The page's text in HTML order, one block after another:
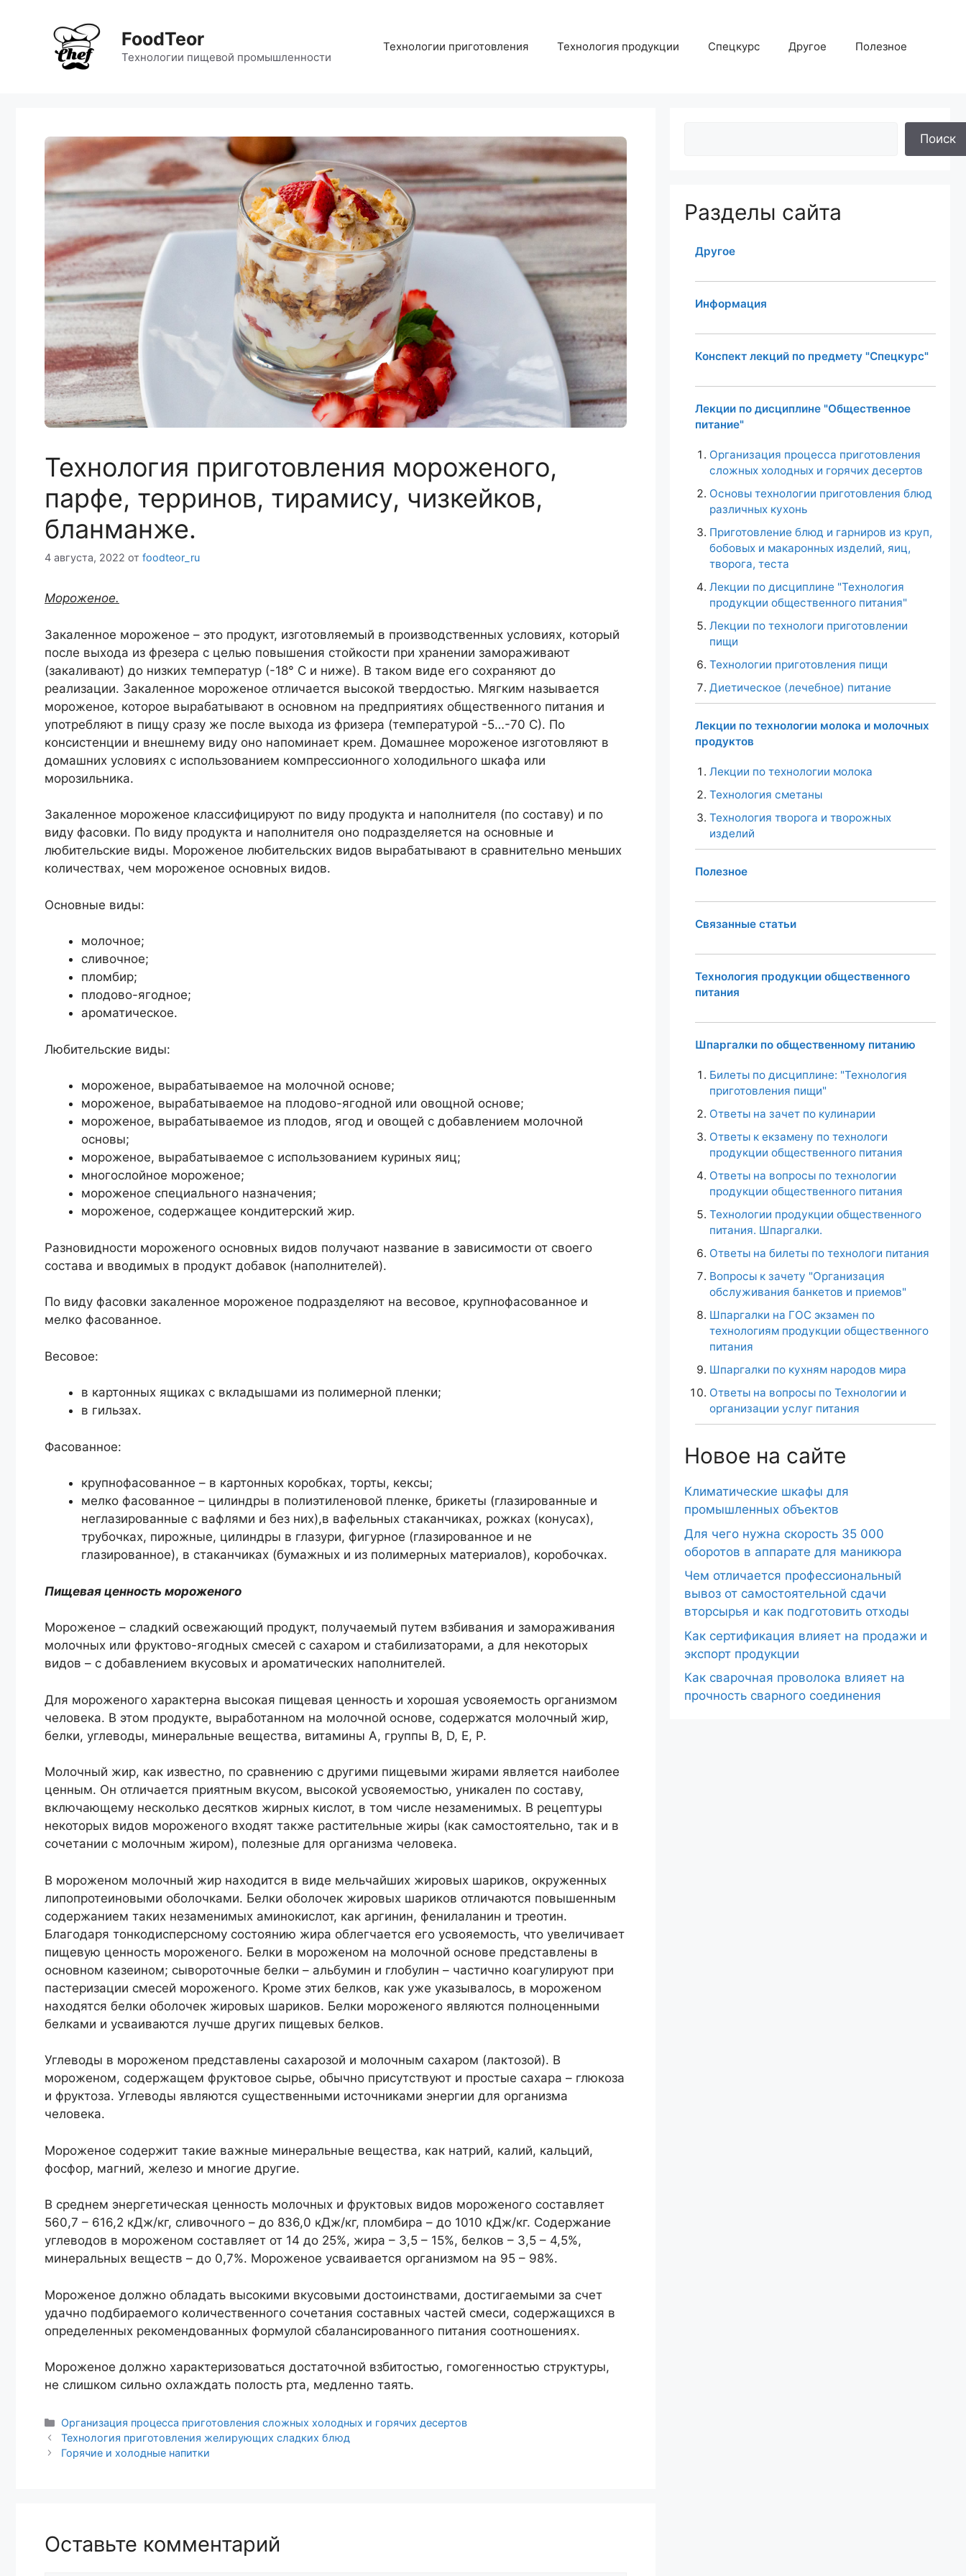
содержимому
FoodTeor
Технологии пищевой промышленности
Технологии приготовления Технология продукции Спецкурс Другое Полезное
Технология приготовления мороженого,
парфе, терринов, тирамису, чизкейков,
бланманже.
4 августа, 2022 от foodteor_ru
Мороженое.
Закаленное мороженое – это продукт, изготовляемый в производственных условиях, который
после выхода из фрезера с целью повышения стойкости при хранении замораживают
(закаливают) до низких температур (-18° С и ниже). В таком виде его сохраняют до
реализации. Закаленное мороженое отличается высокой твердостью. Мягким называется
мороженое, которое вырабатывают в основном на предприятиях общественного питания и
употребляют в пищу сразу же после выхода из фризера (температурой -5…-70 С). По
консистенции и внешнему виду оно напоминает крем. Домашнее мороженое изготовляют в
домашних условиях с использованием компрессионного холодильного шкафа или
морозильника.
Закаленное мороженое классифицируют по виду продукта и наполнителя (по составу) и по
виду фасовки. По виду продукта и наполнителя оно подразделяется на основные и
любительские виды. Мороженое любительских видов вырабатывают в сравнительно меньших
количествах, чем мороженое основных видов.
Основные виды:
молочное;
сливочное;
пломбир;
плодово-ягодное;
ароматическое.
Любительские виды:
мороженое, вырабатываемое на молочной основе;
мороженое, вырабатываемое на плодово-ягодной или овощной основе;
мороженое, вырабатываемое из плодов, ягод и овощей с добавлением молочной
основы;
мороженое, вырабатываемое с использованием куриных яиц;
многослойное мороженое;
мороженое специального назначения;
мороженое, содержащее кондитерский жир.
Разновидности мороженого основных видов получают название в зависимости от своего
состава и вводимых в продукт добавок (наполнителей).
По виду фасовки закаленное мороженое подразделяют на весовое, крупнофасованное и
мелко фасованное.
Весовое:
в картонных ящиках с вкладышами из полимерной пленки;
в гильзах.
Фасованное:
крупнофасованное – в картонных коробках, торты, кексы;
мелко фасованное – цилиндры в полиэтиленовой пленке, брикеты (глазированные и
неглазированные с вафлями и без них),в вафельных стаканчиках, рожках (конусах),
трубочках, пирожные, цилиндры в глазури, фигурное (глазированное и не
глазированное), в стаканчиках (бумажных и из полимерных материалов), коробочках.
Пищевая ценность мороженого
Мороженое – сладкий освежающий продукт, получаемый путем взбивания и замораживания
молочных или фруктово-ягодных смесей с сахаром и стабилизаторами, а для некоторых
видов – с добавлением вкусовых и ароматических наполнителей.
Для мороженого характерна высокая пищевая ценность и хорошая усвояемость организмом
человека. В этом продукте, выработанном на молочной основе, содержатся молочный жир,
белки, углеводы, минеральные вещества, витамины A, группы B, D, E, P.
Молочный жир, как известно, по сравнению с другими пищевыми жирами является наиболее
ценным. Он отличается приятным вкусом, высокой усвояемостью, уникален по составу,
включающему несколько десятков жирных кислот, в том числе незаменимых. В рецептуры
некоторых видов мороженого входят также растительные жиры (как самостоятельно, так и в
сочетании с молочным жиром), полезные для организма человека.
В мороженом молочный жир находится в виде мельчайших жировых шариков, окруженных
липопротеиновыми оболочками. Белки оболочек жировых шариков отличаются повышенным
содержанием таких незаменимых аминокислот, как аргинин, фенилаланин и треотин.
Благодаря тонкодисперсному состоянию жира облегчается его усвояемость, что увеличивает
пищевую ценность мороженого. Белки в мороженом на молочной основе представлены в
основном казеином; сывороточные белки – альбумин и глобулин – частично коагулируют при
пастеризации смесей мороженого. Кроме этих белков, как уже указывалось, в мороженом
находятся белки оболочек жировых шариков. Белки мороженого являются полноценными
белками и усваиваются лучше других пищевых белков.
Углеводы в мороженом представлены сахарозой и молочным сахаром (лактозой). В
мороженом, содержащем фруктовое сырье, обычно присутствуют и простые сахара – глюкоза
и фруктоза. Углеводы являются существенными источниками энергии для организма
человека.
Мороженое содержит такие важные минеральные вещества, как натрий, калий, кальций,
фосфор, магний, железо и многие другие.
В среднем энергетическая ценность молочных и фруктовых видов мороженого составляет
560,7 – 616,2 кДж/кг, сливочного – до 836,0 кДж/кг, пломбира – до 1010 кДж/кг. Содержание
углеводов в мороженом составляет от 14 до 25%, жира – 3,5 – 15%, белков – 3,5 – 4,5%,
минеральных веществ – до 0,7%. Мороженое усваивается организмом на 95 – 98%.
Мороженое должно обладать высокими вкусовыми достоинствами, достигаемыми за счет
удачно подбираемого количественного сочетания составных частей смеси, содержащихся в
определенных рекомендованных формулой сбалансированного питания соотношениях.
Мороженое должно характеризоваться достаточной взбитостью, гомогенностью структуры,
не слишком сильно охлаждать полость рта, медленно таять.
Рубрики
Организация процесса приготовления сложных холодных и горячих десертов
Навигация
записи
Технология приготовления желирующих сладких блюд
Горячие и холодные напитки
Оставьте комментарий
Поиск
Разделы сайта
Другое
Информация
Конспект лекций по предмету "Спецкурс"
Лекции по дисциплине "Общественное
питание"
Организация процесса приготовления
сложных холодных и горячих десертов
Основы технологии приготовления блюд
различных кухонь
Приготовление блюд и гарниров из круп,
бобовых и макаронных изделий, яиц,
творога, теста
Лекции по дисциплине "Технология
продукции общественного питания"
Лекции по технологи приготовлении
пищи
Технологии приготовления пищи
Диетическое (лечебное) питание
Лекции по технологии молока и молочных
продуктов
Лекции по технологии молока
Технология сметаны
Технология творога и творожных
изделий
Полезное
Связанные статьи
Технология продукции общественного
питания
Шпаргалки по общественному питанию
Билеты по дисциплине: "Технология
приготовления пищи"
Ответы на зачет по кулинарии
Ответы к екзамену по технологи
продукции общественного питания
Ответы на вопросы по технологии
продукции общественного питания
Технологии продукции общественного
питания. Шпаргалки.
Ответы на билеты по технологи питания
Вопросы к зачету "Организация
обслуживания банкетов и приемов"
Шпаргалки на ГОС экзамен по
технологиям продукции общественного
питания
Шпаргалки по кухням народов мира
Ответы на вопросы по Технологии и
организации услуг питания
Новое на сайте
Климатические шкафы для
промышленных объектов
Для чего нужна скорость 35 000
оборотов в аппарате для маникюра
Чем отличается профессиональный
вывоз от самостоятельной сдачи
вторсырья и как подготовить отходы
Как сертификация влияет на продажи и
экспорт продукции
Как сварочная проволока влияет на
прочность сварного соединения